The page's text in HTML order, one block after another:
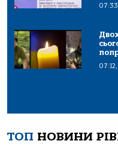
ТОП НОВИНИ